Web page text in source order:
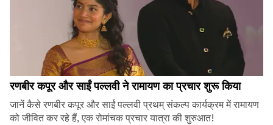
रणबीर कपूर और साईं पल्लवी ने रामायण का प्रचार शुरू किया
जानें कैसे रणबीर कपूर और साईं पल्लवी प्रथम् संकल्प कार्यक्रम में रामायण
को जीवित कर रहे हैं, एक रोमांचक प्रचार यात्रा की शुरुआत!